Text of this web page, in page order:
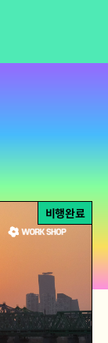
비행완료